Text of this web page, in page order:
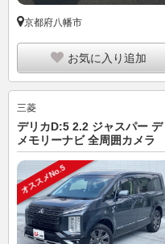
京都府八幡市
お気に入り追加
三菱
デリカD:5 2.2 ジャスパー
メモリーナビ 全周囲カメラ
オススメNo.5